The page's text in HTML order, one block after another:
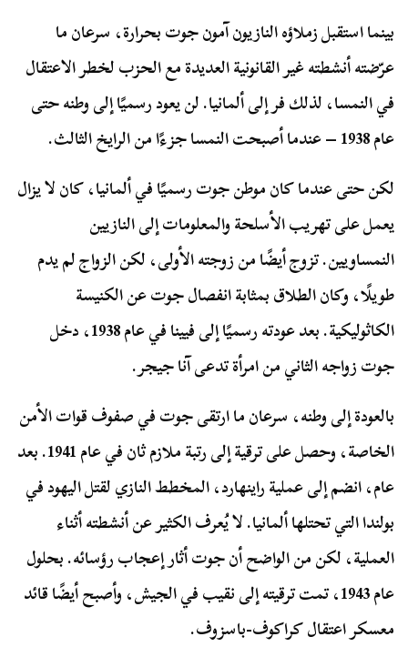
بينما استقبل زملاؤه النازيون آمون جوت بحرارة، سرعان ما
عرّضته أنشطته غير القانونية العديدة مع الحزب لخطر الاعتقال
في النمسا، لذلك فر إلى ألمانيا. لن يعود رسميًا إلى وطنه حتى
عام 1938 – عندما أصبحت النمسا جزءًا من الرايخ الثالث.
لكن حتى عندما كان موطن جوت رسميًا في ألمانيا، كان لا يزال
يعمل على تهريب الأسلحة والمعلومات إلى النازيين
النمساويين. تزوج أيضًا من زوجته الأولى، لكن الزواج لم يدم
طويلًا، وكان الطلاق بمثابة انفصال جوت عن الكنيسة
الكاثوليكية. بعد عودته رسميًا إلى فيينا في عام 1938، دخل
جوت زواجه الثاني من امرأة تدعى آنا جيجر.
بالعودة إلى وطنه، سرعان ما ارتقى جوت في صفوف قوات الأمن
الخاصة، وحصل على ترقية إلى رتبة ملازم ثان في عام 1941. بعد
عام، انضم إلى عملية راينهارد، المخطط النازي لقتل اليهود في
بولندا التي تحتلها ألمانيا. لا يُعرف الكثير عن أنشطته أثناء
العملية، لكن من الواضح أن جوت أثار إعجاب رؤسائه. بحلول
عام 1943، تمت ترقيته إلى نقيب في الجيش، وأصبح أيضًا قائد
معسكر اعتقال كراكوف-باسزوف.